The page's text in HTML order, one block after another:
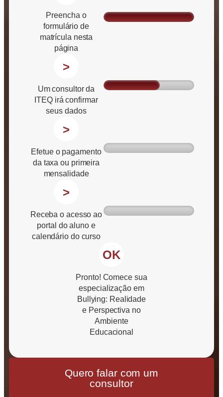
Preencha o
formulário de
matrícula nesta
página
>
Um consultor da
ITEQ irá confirmar
seus dados
>
Efetue o pagamento
da taxa ou primeira
mensalidade
>
Receba o acesso ao
portal do aluno e
calendário do curso
OK
Pronto! Comece sua
especialização em
Bullying: Realidade
e Perspectiva no
Ambiente
Educacional
Quero falar com um
consultor